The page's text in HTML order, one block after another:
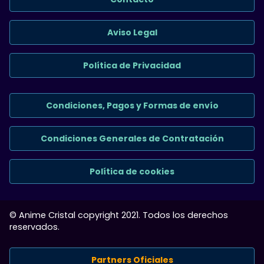
Aviso Legal
Política de Privacidad
Condiciones, Pagos y Formas de envío
Condiciones Generales de Contratación
Política de cookies
© Anime Cristal copyright 2021. Todos los derechos
reservados.
Partners Oficiales